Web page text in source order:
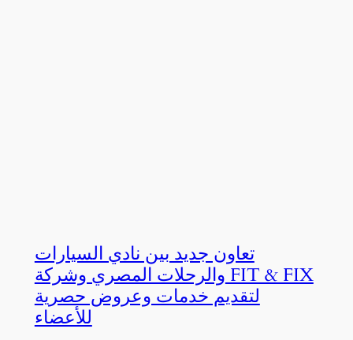
تعاون جديد بين نادي السيارات
والرحلات المصري وشركة FIT & FIX
لتقديم خدمات وعروض حصرية
للأعضاء